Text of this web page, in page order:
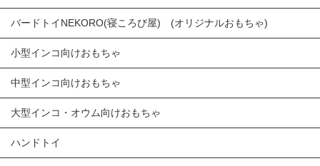
バードトイNEKORO(寝ころび屋) (オリジナルおもちゃ)
小型インコ向けおもちゃ
中型インコ向けおもちゃ
大型インコ・オウム向けおもちゃ
ハンドトイ